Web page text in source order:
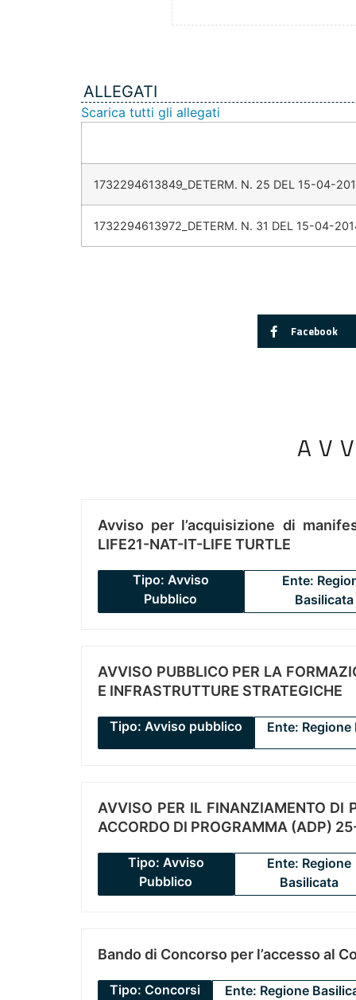
ALLEGATI
Scarica tutti gli allegati
1732294613849_DETERM. N. 25 DEL 15-04-
1732294613972_DETERM. N. 31 DEL 15-04-
Facebook
Avviso per l’acquisizione di
LIFE21-NAT-IT-LIFE TURTLE
Tipo: Avviso
Pubblico
Ente:
Basilicata
AVVISO PUBBLICO PER LA
E INFRASTRUTTURE STRATEGICHE
Tipo: Avviso pubblico Ente:
AVVISO PER IL FINANZIAMENTO DI
ACCORDO DI PROGRAMMA (ADP)
Tipo: Avviso
Pubblico
Ente: Regione
Basilicata
Bando di Concorso per l’accesso al
Tipo: Concorsi Ente: Regione